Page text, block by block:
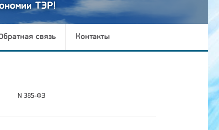
ТЭР!
связь Контакты
N 385-ФЗ